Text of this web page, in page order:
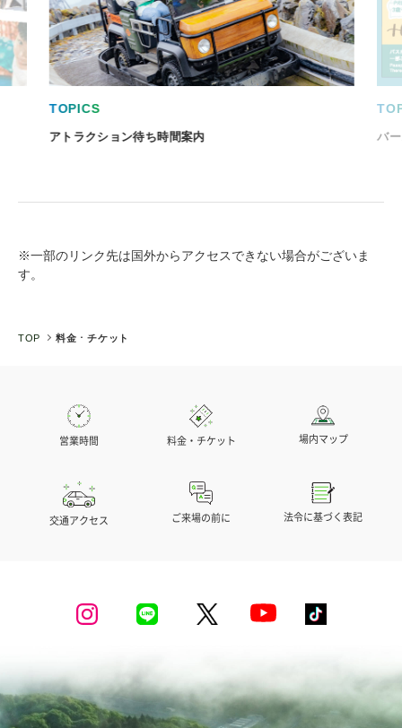
TOPICS
アトラクション待ち時間案内 バ
※一部のリンク先は国外からアクセスできない場合がございま
す。
TOP 料金 ⋅ チケット
営業時間 料金・チケット 場内マップ
交通アクセス ご来場の前に 法令に基づく表記